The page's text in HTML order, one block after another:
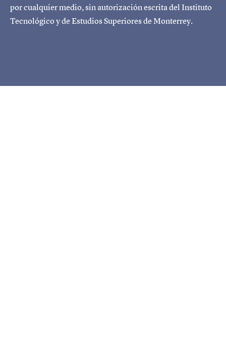
por cualquier medio, sin autorización escrita del Instituto
Tecnológico y de Estudios Superiores de Monterrey.